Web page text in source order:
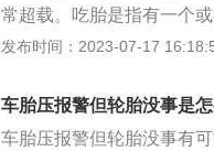
常超载。吃胎是指有一个
作用是：1、通过轮胎传递
车零部件。轮胎的养护方
暴晒；3、及时检测轮胎
发布时间：2023-07-17
车胎压报警但轮胎没事是
车胎压报警但轮胎没事有